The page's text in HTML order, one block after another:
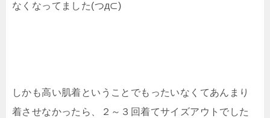
なくなってました(つд⊂)
しかも高い肌着ということでもったいなくてあんまり
着させなかったら、２～３回着てサイズアウトでした